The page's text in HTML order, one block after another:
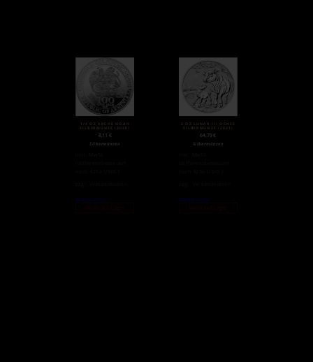
1/4 OZ ARCHE NOAH
SILBERMÜNZE (2020)
8,11 €
Silbermünzen
Weiterlesen
Nicht auf Lager
2 OZ LUNAR III OCHSE
SILBERMÜNZE (2021)
64,79€
Silbermünzen
Weiterlesen
Nicht auf Lager